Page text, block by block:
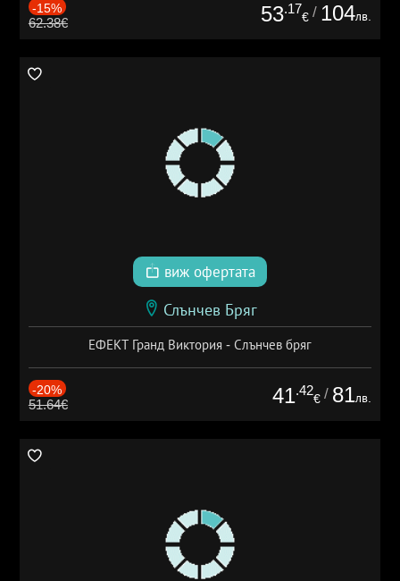
-15%
62.38€ 53.17
€ / 104лв.
виж офертата
Слънчев Бряг
ЕФЕКТ Гранд Виктория - Слънчев бряг
-20%
51.64€ 41.42
€ / 81лв.